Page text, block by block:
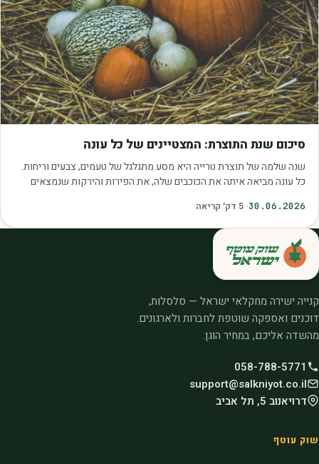
סיכום שנת התוצרת: המצטיינים של כל עונה
שנה שלמה של תוצרת טרייה היא מסע מתגלגל של טעמים, צבעים וריחות.
כל עונה מביאה איתה את הכוכבים שלה, את הפירות והירקות שנמצאים
30.06.2026
·
5 דק׳ קריאה
קנייה ישירה מחקלאי ישראל — סלסלות,
דוכנים ואספקה שוטפת לחברות ולארגונים.
מהשדה אליכם, במחיר הוגן.
058-788-5771
support@salkniyot.co.il
דרויאנוב 5, תל אביב
שוק עוטף